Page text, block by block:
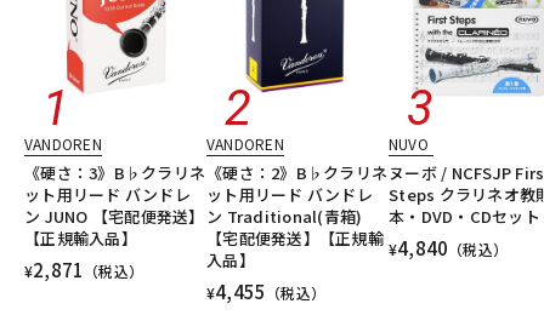
VANDOREN
《硬さ：3》B♭クラリネ
ット用リード バンドレ
ン JUNO 【宅配便発送】
【正規輸入品】
¥2,871 （税込）
VANDOREN
《硬さ：2》B♭クラリネ
ット用リード バンドレ
ン Traditional(青箱)
【宅配便発送】【正規輸
入品】
¥4,455 （税込）
NUVO
ヌーボ / NCFSJP
Steps クラリネオ教
本・DVD・CDセット
¥4,840 （税込）